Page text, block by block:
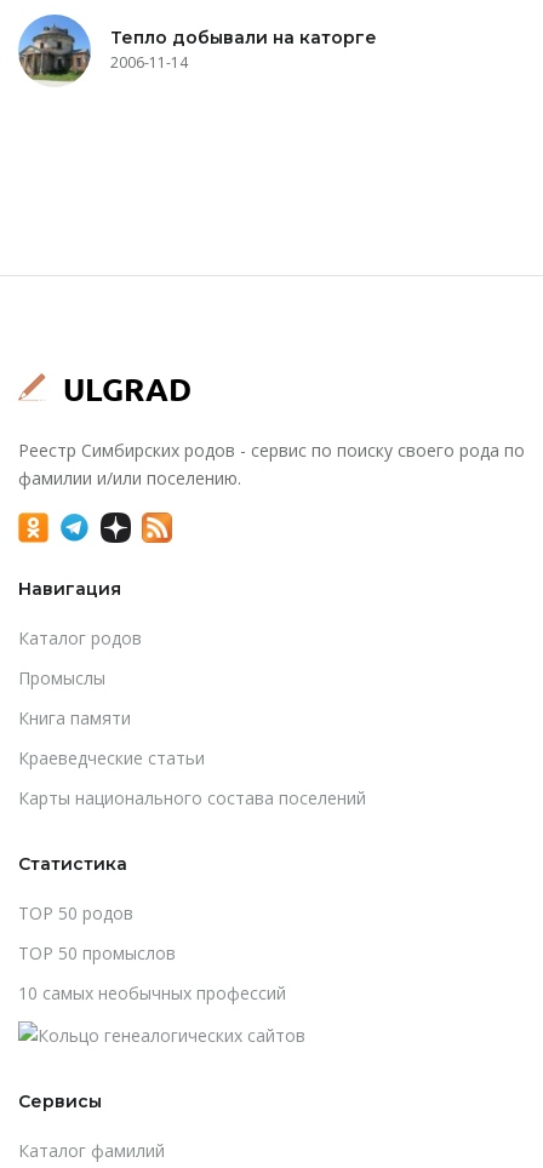
Тепло добывали на каторге
2006-11-14
Реестр Симбирских родов - сервис по поиску своего рода по
фамилии и/или поселению.
Навигация
Каталог родов
Промыслы
Книга памяти
Краеведческие статьи
Карты национального состава поселений
Статистика
TOP 50 родов
TOP 50 промыслов
10 самых необычных профессий
Сервисы
Каталог фамилий